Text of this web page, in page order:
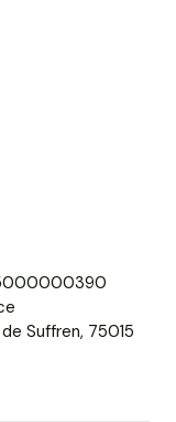
Suffren, 75015